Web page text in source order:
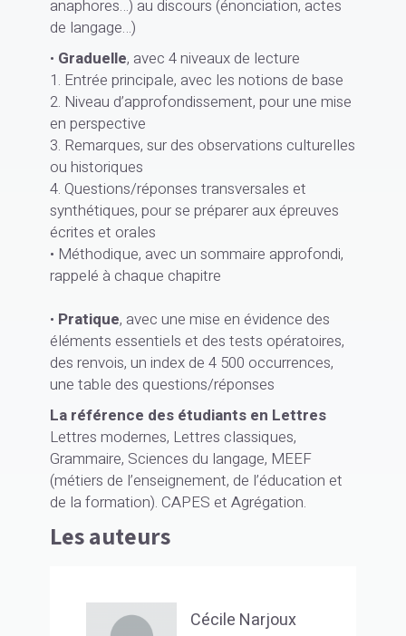
anaphores…) au discours (énonciation, actes
de langage…)
• Graduelle, avec 4 niveaux de lecture
1. Entrée principale, avec les notions de base
2. Niveau d’approfondissement, pour une mise
en perspective
3. Remarques, sur des observations culturelles
ou historiques
4. Questions/réponses transversales et
synthétiques, pour se préparer aux épreuves
écrites et orales
• Méthodique, avec un sommaire approfondi,
rappelé à chaque chapitre
• Pratique, avec une mise en évidence des
éléments essentiels et des tests opératoires,
des renvois, un index de 4 500 occurrences,
une table des questions/réponses
La référence des étudiants en Lettres
Lettres modernes, Lettres classiques,
Grammaire, Sciences du langage, MEEF
(métiers de l’enseignement, de l’éducation et
de la formation). CAPES et Agrégation.
Les auteurs
Cécile Narjoux